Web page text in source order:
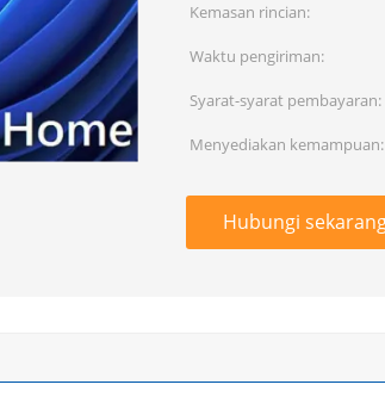
Kemasan rincian:
Waktu pengiriman:
Syarat-syarat pembayaran:
Menyediakan kemampuan:
Hubungi